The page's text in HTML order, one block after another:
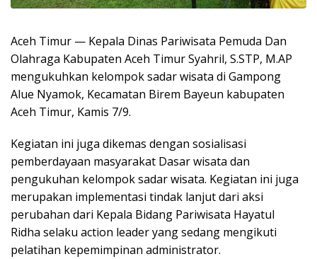
Aceh Timur — Kepala Dinas Pariwisata Pemuda Dan
Olahraga Kabupaten Aceh Timur Syahril, S.STP, M.AP
mengukuhkan kelompok sadar wisata di Gampong
Alue Nyamok, Kecamatan Birem Bayeun kabupaten
Aceh Timur, Kamis 7/9.
Kegiatan ini juga dikemas dengan sosialisasi
pemberdayaan masyarakat Dasar wisata dan
pengukuhan kelompok sadar wisata. Kegiatan ini juga
merupakan implementasi tindak lanjut dari aksi
perubahan dari Kepala Bidang Pariwisata Hayatul
Ridha selaku action leader yang sedang mengikuti
pelatihan kepemimpinan administrator.